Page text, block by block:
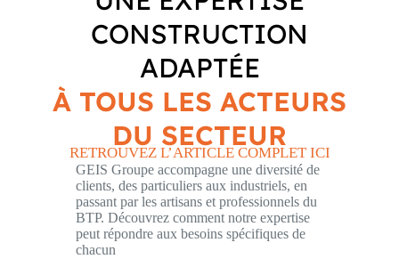
CONSTRUCTION
ADAPTÉE
À TOUS LES ACTEURS
DU SECTEUR
RETROUVEZ L’ARTICLE COMPLET ICI
GEIS Groupe accompagne une diversité de
clients, des particuliers aux industriels, en
passant par les artisans et professionnels du
BTP. Découvrez comment notre expertise
peut répondre aux besoins spécifiques de
chacun